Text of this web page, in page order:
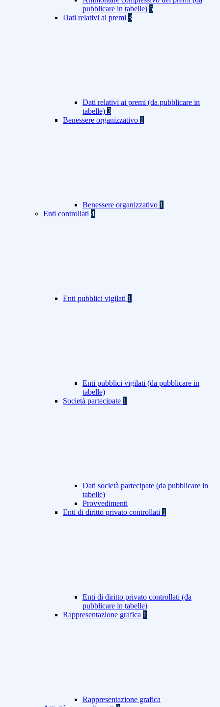
pubblicare in tabelle) 5
Dati relativi ai premi 3
Dati relativi ai premi (da pubblicare in
tabelle) 3
Benessere organizzativo 1
Benessere organizzativo 1
Enti controllati 4
Enti pubblici vigilati 1
Enti pubblici vigilati (da pubblicare in
tabelle)
Società partecipate 1
Dati società partecipate (da pubblicare in
tabelle)
Provvedimenti
Enti di diritto privato controllati 1
Enti di diritto privato controllati (da
pubblicare in tabelle)
Rappresentazione grafica 1
Rappresentazione grafica